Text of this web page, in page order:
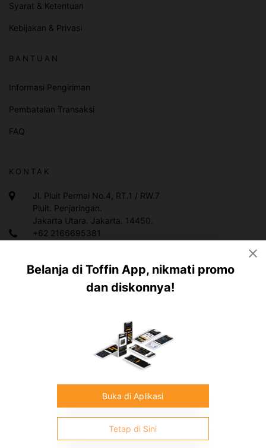
Contact Customer Service
Syarat & Ketentuan
Kebijakan & Privasi
BANTUAN
Informasi Pengiriman
Pembatalan Transaksi
FAQ
KONTAK
Jl. Pluit Permai No.4, RT.1 / RW.7
Pluit. Penjaringan.
Jakarta Utara. Jakarta. 14450.
+62 2166695381
info@toffin.id
Toffin Indonesia.All rights reserved
Belanja di Toffin App, nikmati promo
dan diskonnya!
Buka di Aplikasi
Tetap di Sini